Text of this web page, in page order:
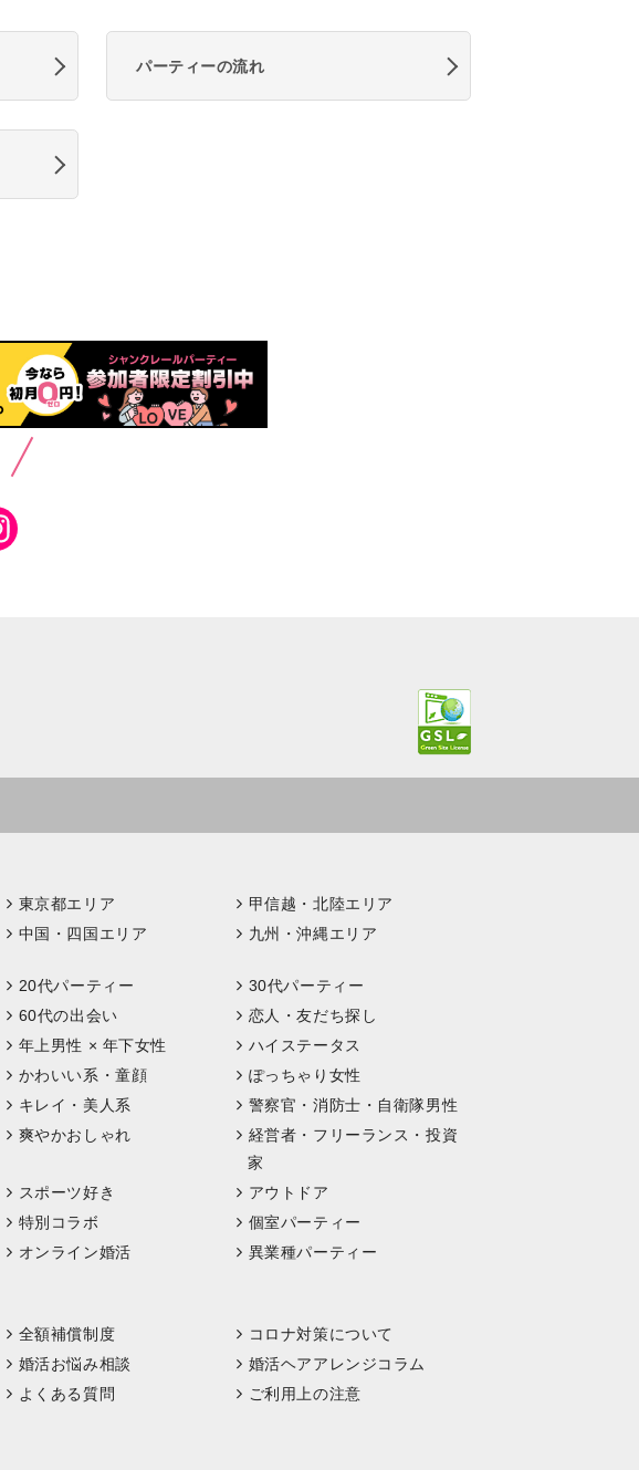
パーティーの流れ
東京都エリア
甲信越・北陸エリア
中国・四国エリア 九州・沖縄エリア
20代パーティー
30代パーティー
60代の出会い
恋人・友だち探し
年上男性 × 年下女性
ハイステータス
かわいい系・童顔
ぽっちゃり女性
キレイ・美人系
警察官・消防士・自衛隊男性
爽やかおしゃれ
経営者・フリーランス・投資
家
スポーツ好き
アウトドア
特別コラボ
個室パーティー
オンライン婚活
異業種パーティー
全額補償制度
コロナ対策について
婚活お悩み相談 婚活ヘアアレンジコラム
よくある質問
ご利用上の注意